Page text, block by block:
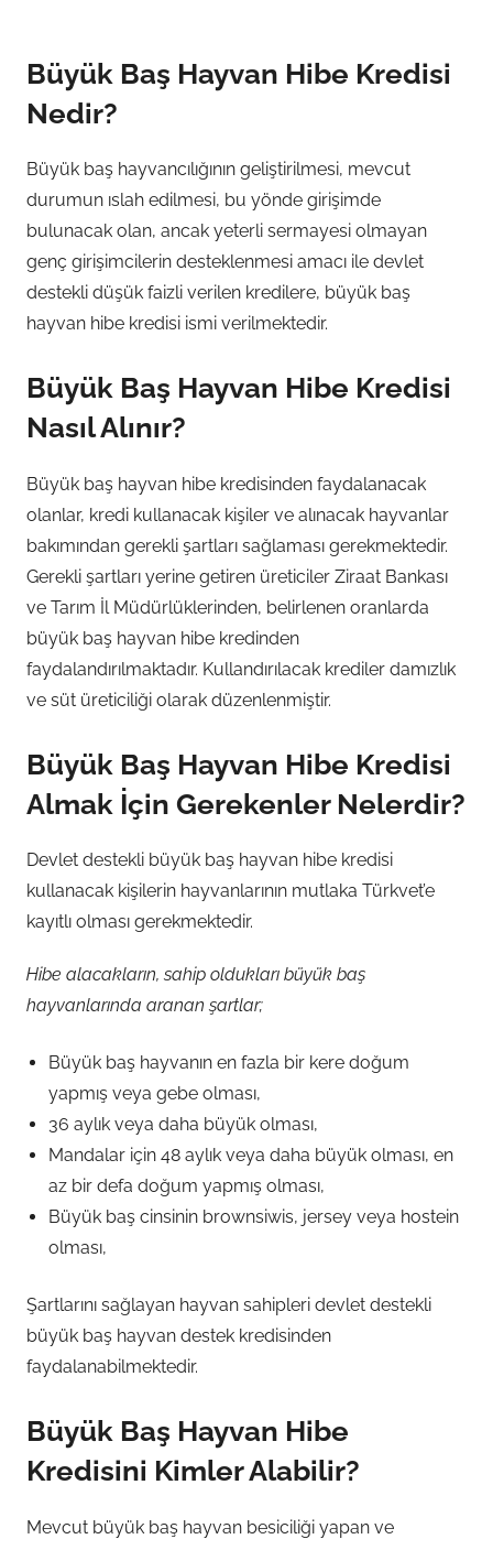
Büyük Baş Hayvan Hibe Kredisi
Nedir?
Büyük baş hayvancılığının geliştirilmesi, mevcut
durumun ıslah edilmesi, bu yönde girişimde
bulunacak olan, ancak yeterli sermayesi olmayan
genç girişimcilerin desteklenmesi amacı ile devlet
destekli düşük faizli verilen kredilere, büyük baş
hayvan hibe kredisi ismi verilmektedir.
Büyük Baş Hayvan Hibe Kredisi
Nasıl Alınır?
Büyük baş hayvan hibe kredisinden faydalanacak
olanlar, kredi kullanacak kişiler ve alınacak hayvanlar
bakımından gerekli şartları sağlaması gerekmektedir.
Gerekli şartları yerine getiren üreticiler Ziraat Bankası
ve Tarım İl Müdürlüklerinden, belirlenen oranlarda
büyük baş hayvan hibe kredinden
faydalandırılmaktadır. Kullandırılacak krediler damızlık
ve süt üreticiliği olarak düzenlenmiştir.
Büyük Baş Hayvan Hibe Kredisi
Almak İçin Gerekenler Nelerdir?
Devlet destekli büyük baş hayvan hibe kredisi
kullanacak kişilerin hayvanlarının mutlaka Türkvet’e
kayıtlı olması gerekmektedir.
Hibe alacakların, sahip oldukları büyük baş
hayvanlarında aranan şartlar;
Büyük baş hayvanın en fazla bir kere doğum
yapmış veya gebe olması,
36 aylık veya daha büyük olması,
Mandalar için 48 aylık veya daha büyük olması, en
az bir defa doğum yapmış olması,
Büyük baş cinsinin brownsiwis, jersey veya hostein
olması,
Şartlarını sağlayan hayvan sahipleri devlet destekli
büyük baş hayvan destek kredisinden
faydalanabilmektedir.
Büyük Baş Hayvan Hibe
Kredisini Kimler Alabilir?
Mevcut büyük baş hayvan besiciliği yapan ve